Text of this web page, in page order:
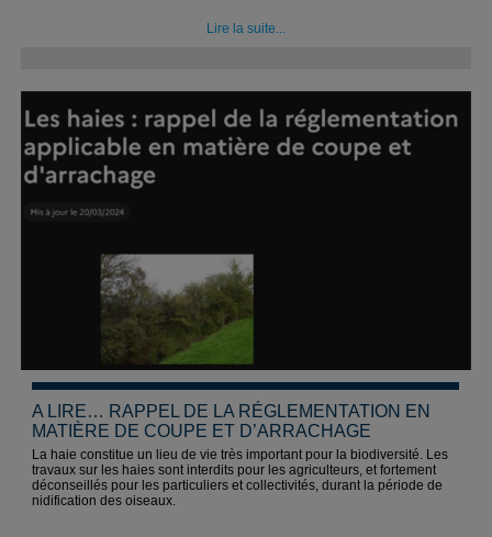
Lire la suite...
A LIRE… RAPPEL DE LA RÉGLEMENTATION EN
MATIÈRE DE COUPE ET D’ARRACHAGE
La haie constitue un lieu de vie très important pour la biodiversité. Les
travaux sur les haies sont interdits pour les agriculteurs, et fortement
déconseillés pour les particuliers et collectivités, durant la période de
nidification des oiseaux.